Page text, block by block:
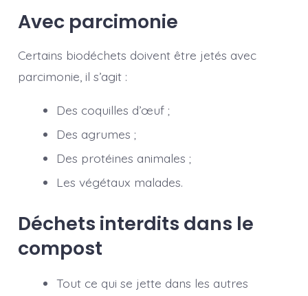
Avec parcimonie
Certains biodéchets doivent être jetés avec
parcimonie, il s’agit :
Des coquilles d’œuf ;
Des agrumes ;
Des protéines animales ;
Les végétaux malades.
Déchets interdits dans le
compost
Tout ce qui se jette dans les autres